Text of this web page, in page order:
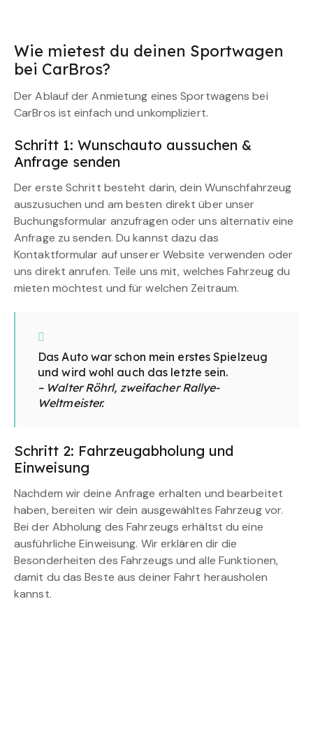
Wie mietest du deinen Sportwagen
bei CarBros?
Der Ablauf der Anmietung eines Sportwagens bei
CarBros ist einfach und unkompliziert.
Schritt 1: Wunschauto aussuchen &
Anfrage senden
Der erste Schritt besteht darin, dein Wunschfahrzeug
auszusuchen und am besten direkt über unser
Buchungsformular anzufragen oder uns alternativ eine
Anfrage zu senden. Du kannst dazu das
Kontaktformular auf unserer Website verwenden oder
uns direkt anrufen. Teile uns mit, welches Fahrzeug du
mieten möchtest und für welchen Zeitraum.
Das Auto war schon mein erstes Spielzeug
und wird wohl auch das letzte sein.
– Walter Röhrl, zweifacher Rallye-
Weltmeister.
Schritt 2: Fahrzeugabholung und
Einweisung
Nachdem wir deine Anfrage erhalten und bearbeitet
haben, bereiten wir dein ausgewähltes Fahrzeug vor.
Bei der Abholung des Fahrzeugs erhältst du eine
ausführliche Einweisung. Wir erklären dir die
Besonderheiten des Fahrzeugs und alle Funktionen,
damit du das Beste aus deiner Fahrt herausholen
kannst.